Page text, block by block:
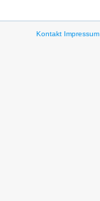
Kontakt Impressum